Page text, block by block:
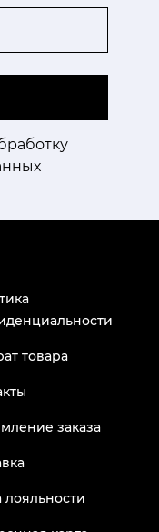
товара
заказа
лояльности